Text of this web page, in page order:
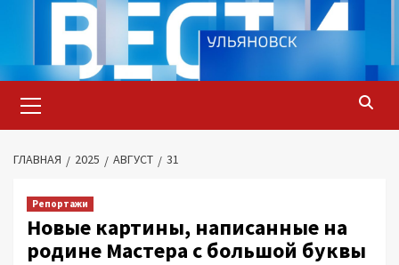
содержимому
меню
ГЛАВНАЯ 2025 АВГУСТ 31
Репортажи
Новые картины, написанные на
родине Мастера с большой буквы